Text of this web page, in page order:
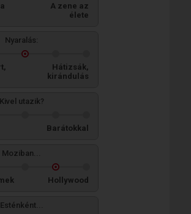
A zene az
élete
Nyaralás:
Hátizsák,
kirándulás
Kivel utazik?
Barátokkal
Moziban...
Hollywood
Esténként...